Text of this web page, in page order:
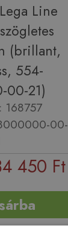
Line
(brillant,
554-
00-21)
168757
00-
450 Ft